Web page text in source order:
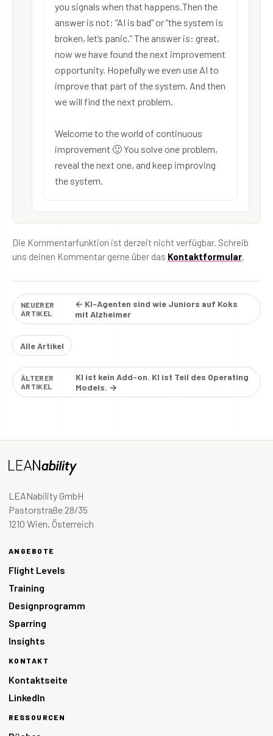
you signals when that happens.Then the
answer is not: “AI is bad” or “the system is
broken, let’s panic.” The answer is: great,
now we have found the next improvement
opportunity. Hopefully we even use AI to
improve that part of the system. And then
we will find the next problem.
Welcome to the world of continuous
improvement 🙂 You solve one problem,
reveal the next one, and keep improving
the system.
Die Kommentarfunktion ist derzeit nicht verfügbar. Schreib
uns deinen Kommentar gerne über das Kontaktformular.
NEUERER
ARTIKEL
← KI-Agenten sind wie Juniors auf Koks
mit Alzheimer
Alle Artikel
ÄLTERER
ARTIKEL
KI ist kein Add-on. KI ist Teil des Operating
Models. →
LEANability GmbH
Pastorstraße 28/35
1210 Wien, Österreich
ANGEBOTE
Flight Levels
Training
Designprogramm
Sparring
Insights
KONTAKT
Kontaktseite
LinkedIn
RESSOURCEN